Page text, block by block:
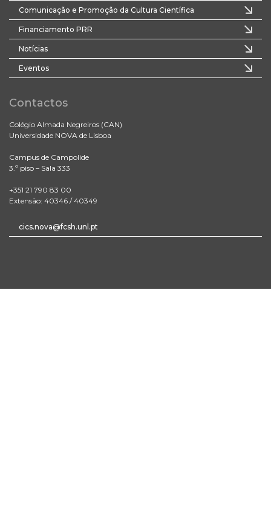
Comunicação e Promoção da Cultura Científica
Financiamento PRR
Notícias
Eventos
Contactos
Colégio Almada Negreiros (CAN)
Universidade NOVA de Lisboa
Campus de Campolide
3.º piso – Sala 333
+351 21 790 83 00
Extensão: 40346 / 40349
cics.nova@fcsh.unl.pt